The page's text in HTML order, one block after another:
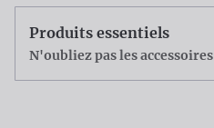
Produits essentiels
N'oubliez pas les accessoires